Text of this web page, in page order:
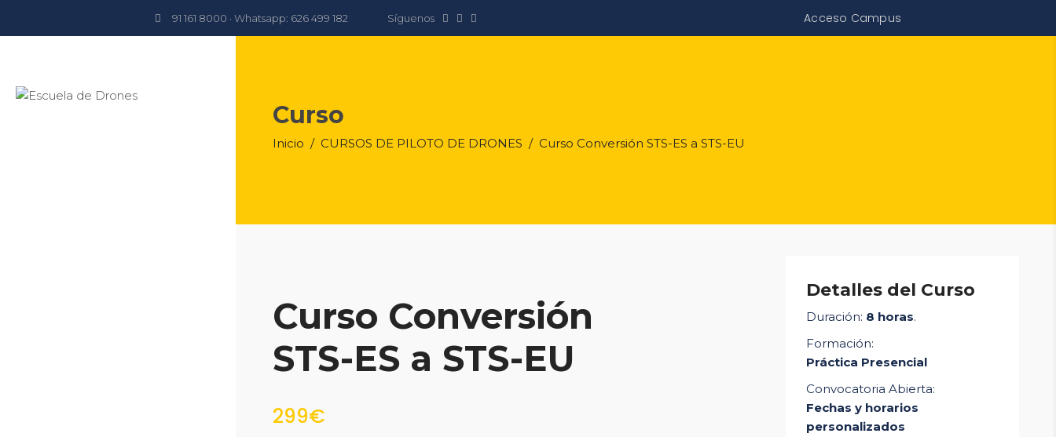
91 161 8000 · Whatsapp: 626 499 182 Síguenos Acceso Campus
Curso
Inicio / CURSOS DE PILOTO DE DRONES / Curso Conversión STS-ES a STS-EU
Curso Conversión
STS-ES a STS-EU
299€
Detalles del Curso
Duración: 8 horas.
Formación:
Práctica Presencial
Convocatoria Abierta:
Fechas y horarios
personalizados